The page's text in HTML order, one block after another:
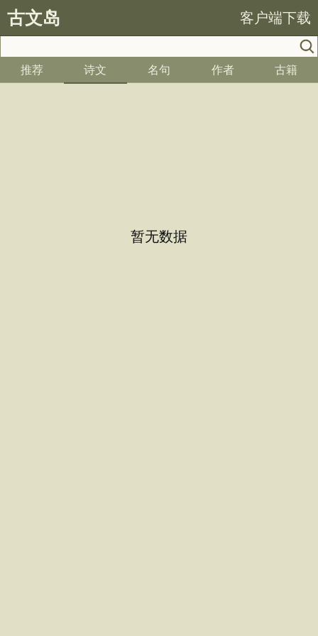
古文岛 客户端下载
推荐 诗文 名句 作者 古籍
暂无数据